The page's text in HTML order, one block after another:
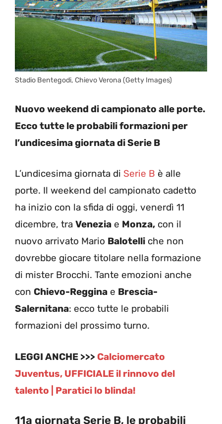
Stadio Bentegodi, Chievo Verona (Getty Images)
Nuovo weekend di campionato alle porte.
Ecco tutte le probabili formazioni per
l’undicesima giornata di Serie B
L’undicesima giornata di Serie B è alle
porte. Il weekend del campionato cadetto
ha inizio con la sfida di oggi, venerdì 11
dicembre, tra Venezia e Monza, con il
nuovo arrivato Mario Balotelli che non
dovrebbe giocare titolare nella formazione
di mister Brocchi. Tante emozioni anche
con Chievo-Reggina e Brescia-
Salernitana: ecco tutte le probabili
formazioni del prossimo turno.
LEGGI ANCHE >>> Calciomercato
Juventus, UFFICIALE il rinnovo del
talento | Paratici lo blinda!
11a giornata Serie B, le probabili